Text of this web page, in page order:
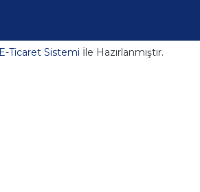
E-Ticaret Sistemi İle Hazırlanmıştır.